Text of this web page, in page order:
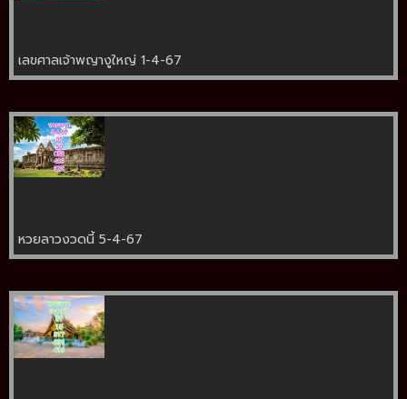
เลขศาลเจ้าพญางูใหญ่ 1-4-67
หวยลาวงวดนี้ 5-4-67